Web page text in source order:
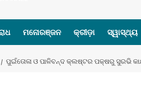
ମନୋରଞ୍ଜନ କ୍ରୀଡ଼ା ସ୍ୱାସ୍ଥ୍ୟ
ପୁଇଁତୋଳା ଓ ପାଳିବନ୍ଦ କ୍ଲଷ୍ଟର ପକ୍ଷରୁ ସୁରଭି